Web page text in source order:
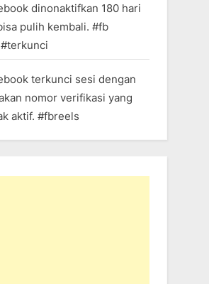
dinonaktifkan 180 hari
pulih kembali. #fb
terkunci sesi dengan
nomor verifikasi yang
aktif. #fbreels